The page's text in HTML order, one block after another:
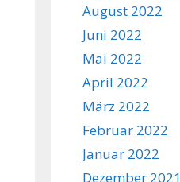
August 2022
Juni 2022
Mai 2022
April 2022
März 2022
Februar 2022
Januar 2022
Dezember 2021